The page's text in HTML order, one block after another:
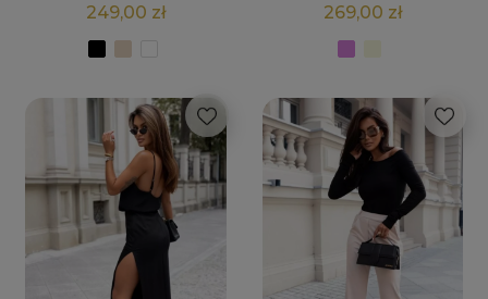
249,00 zł 269,00 zł